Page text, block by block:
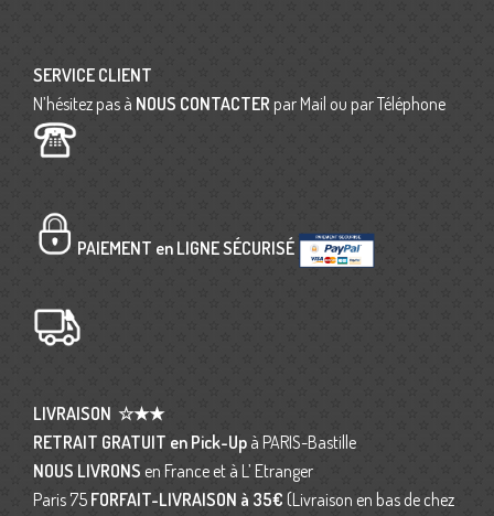
SERVICE CLIENT
N’hésitez pas à NOUS CONTACTER par Mail ou par Téléphone
PAIEMENT en LIGNE SÉCURISÉ
LIVRAISON ☆★★
RETRAIT GRATUIT en Pick-Up à PARIS-Bastille
NOUS LIVRONS en France et à L’ Etranger
Paris 75 FORFAIT-LIVRAISON à 35€ (Livraison en bas de chez